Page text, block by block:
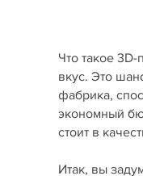
Что такое
вкус. Это
фабрика,
экономный
стоит в
Итак, вы